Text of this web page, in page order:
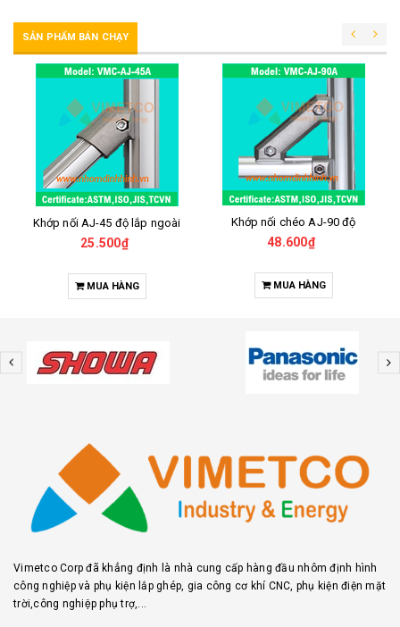
SẢN PHẨM BÁN CHẠY
Khớp nối AJ-45 độ lắp ngoài
25.500₫
MUA HÀNG
Khớp nối chéo AJ-90 độ
48.600₫
MUA HÀNG
Vimetco Corp đã khẳng định là nhà cung cấp hàng đầu nhôm định hình
công nghiệp và phụ kiện lắp ghép, gia công cơ khí CNC, phụ kiện điện mặt
trời,công nghiệp phụ trợ,...